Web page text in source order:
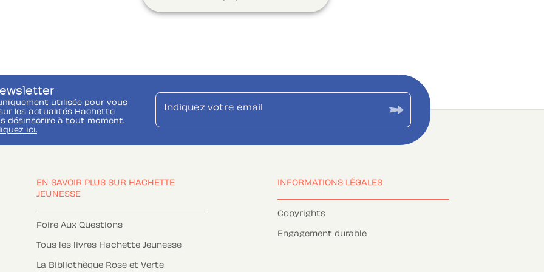
utilisée pour vous
les actualités Hachette
désinscrire à tout moment.
ici.
Indiquez votre email
EN SAVOIR PLUS SUR HACHETTE
JEUNESSE
Foire Aux Questions
Tous les livres Hachette Jeunesse
La Bibliothèque Rose et Verte
INFORMATIONS LÉGALES
Copyrights
Engagement durable